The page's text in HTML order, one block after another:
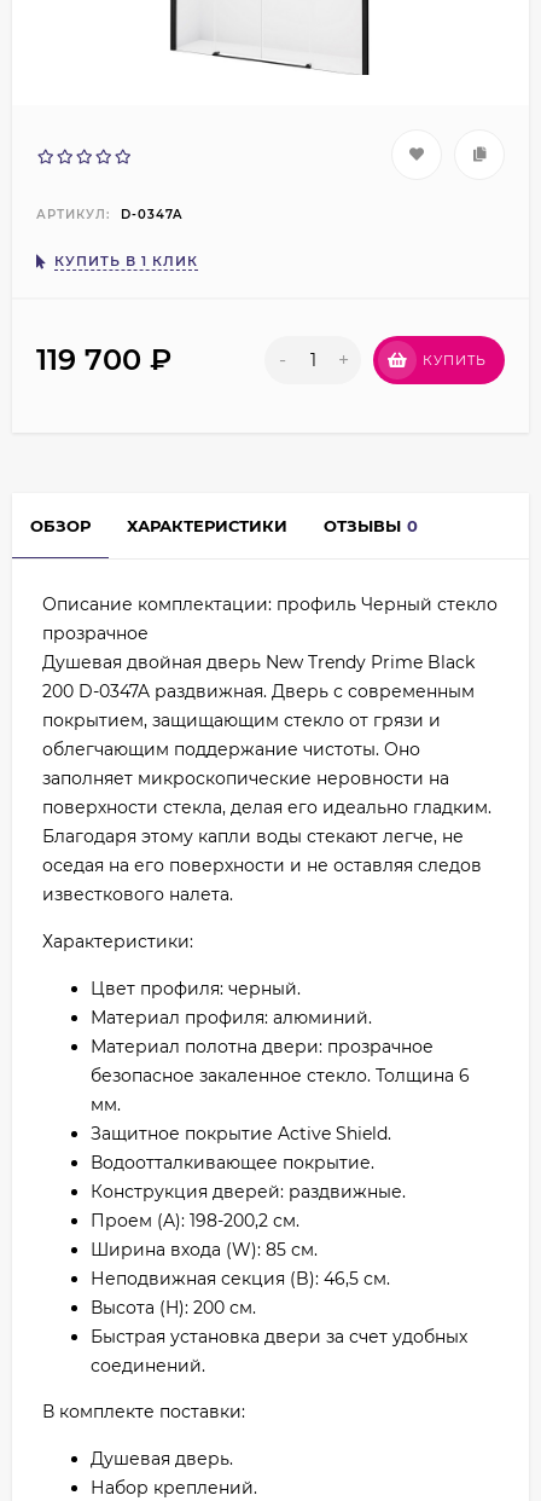
АРТИКУЛ: D-0347A
КУПИТЬ В 1 КЛИК
119 700 ₽ - + КУПИТЬ
ОБЗОР ХАРАКТЕРИСТИКИ ОТЗЫВЫ 0
Описание комплектации: профиль Черный стекло
прозрачное
Душевая двойная дверь New Trendy Prime Black
200 D-0347A раздвижная. Дверь с современным
покрытием, защищающим стекло от грязи и
облегчающим поддержание чистоты. Оно
заполняет микроскопические неровности на
поверхности стекла, делая его идеально гладким.
Благодаря этому капли воды стекают легче, не
оседая на его поверхности и не оставляя следов
известкового налета.
Характеристики:
Цвет профиля: черный.
Материал профиля: алюминий.
Материал полотна двери: прозрачное
безопасное закаленное стекло. Толщина 6
мм.
Защитное покрытие Active Shield.
Водоотталкивающее покрытие.
Конструкция дверей: раздвижные.
Проем (A): 198-200,2 см.
Ширина входа (W): 85 см.
Неподвижная секция (B): 46,5 см.
Высота (H): 200 см.
Быстрая установка двери за счет удобных
соединений.
В комплекте поставки:
Душевая дверь.
Набор креплений.